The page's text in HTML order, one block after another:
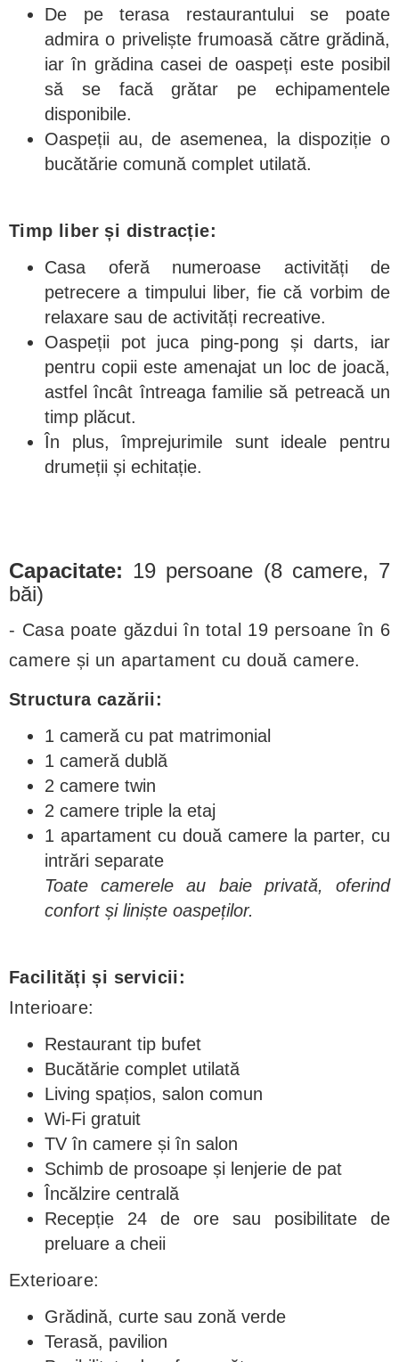
De pe terasa restaurantului se poate
admira o priveliște frumoasă către grădină,
iar în grădina casei de oaspeți este posibil
să se facă grătar pe echipamentele
disponibile.
Oaspeții au, de asemenea, la dispoziție o
bucătărie comună complet utilată.
Timp liber și distracție:
Casa oferă numeroase activități de
petrecere a timpului liber, fie că vorbim de
relaxare sau de activități recreative.
Oaspeții pot juca ping-pong și darts, iar
pentru copii este amenajat un loc de joacă,
astfel încât întreaga familie să petreacă un
timp plăcut.
În plus, împrejurimile sunt ideale pentru
drumeții și echitație.
Capacitate: 19 persoane (8 camere, 7
băi)
- Casa poate găzdui în total 19 persoane în 6
camere și un apartament cu două camere.
Structura cazării:
1 cameră cu pat matrimonial
1 cameră dublă
2 camere twin
2 camere triple la etaj
1 apartament cu două camere la parter, cu
intrări separate
Toate camerele au baie privată, oferind
confort și liniște oaspeților.
Facilități și servicii:
Interioare:
Restaurant tip bufet
Bucătărie complet utilată
Living spațios, salon comun
Wi-Fi gratuit
TV în camere și în salon
Schimb de prosoape și lenjerie de pat
Încălzire centrală
Recepție 24 de ore sau posibilitate de
preluare a cheii
Exterioare:
Grădină, curte sau zonă verde
Terasă, pavilion